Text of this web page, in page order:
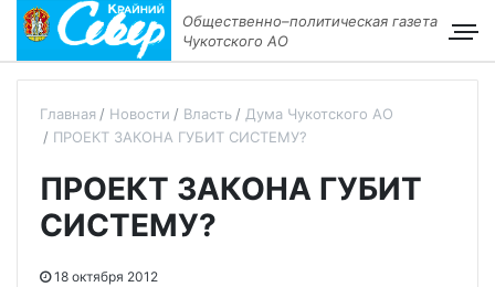
Общественно–политическая газета
Чукотского АО
Главная Новости Власть
Дума Чукотского АО
ПРОЕКТ ЗАКОНА ГУБИТ СИСТЕМУ?
ПРОЕКТ ЗАКОНА ГУБИТ
СИСТЕМУ?
18 октября 2012